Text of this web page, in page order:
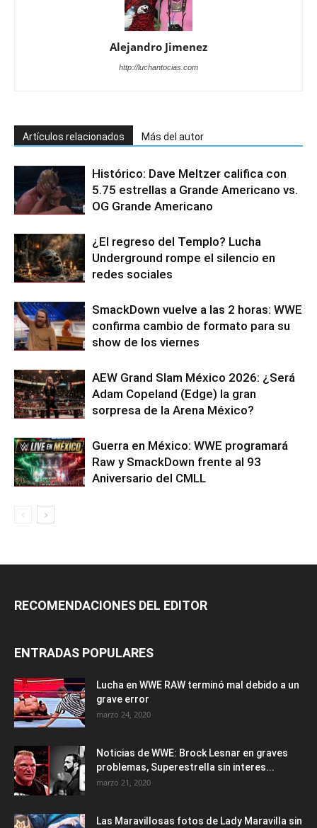
Alejandro Jimenez
http://luchantocias.com
Artículos relacionados Más del autor
Histórico: Dave Meltzer califica con
5.75 estrellas a Grande Americano vs.
OG Grande Americano
¿El regreso del Templo? Lucha
Underground rompe el silencio en
redes sociales
SmackDown vuelve a las 2 horas: WWE
confirma cambio de formato para su
show de los viernes
AEW Grand Slam México 2026: ¿Será
Adam Copeland (Edge) la gran
sorpresa de la Arena México?
Guerra en México: WWE programará
Raw y SmackDown frente al 93
Aniversario del CMLL
RECOMENDACIONES DEL EDITOR
ENTRADAS POPULARES
Lucha en WWE RAW terminó mal debido a un
grave error
marzo 24, 2020
Noticias de WWE: Brock Lesnar en graves
problemas, Superestrella sin interes...
marzo 21, 2020
Las Maravillosas fotos de Lady Maravilla sin